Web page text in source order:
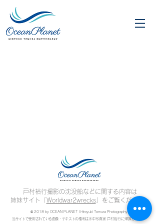
戸村裕行撮影の沈没船などに関する内容は
姉妹サイト「 Worldwar2wrecks」をご覧ください。
© 2018 by OCEAN PLANET | Hiroyuki Tomura Photography
当サイトで使用されている画像・テキストの権利は水中写真家 戸村裕行に帰属します。